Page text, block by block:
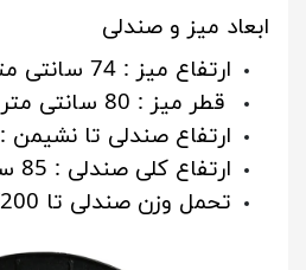
ابعاد میز و صندلی
ارتفاع میز : 74 سانتی متر
قطر میز : 80 سانتی متر
ارتفاع صندلی تا نشیمن : 48 سانتی متر
ارتفاع کلی صندلی : 85 سانتی متر
تحمل وزن صندلی تا 200کیلوگرم